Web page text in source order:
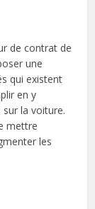
de contrat de
une
qui existent
en y
la voiture.
mettre
les